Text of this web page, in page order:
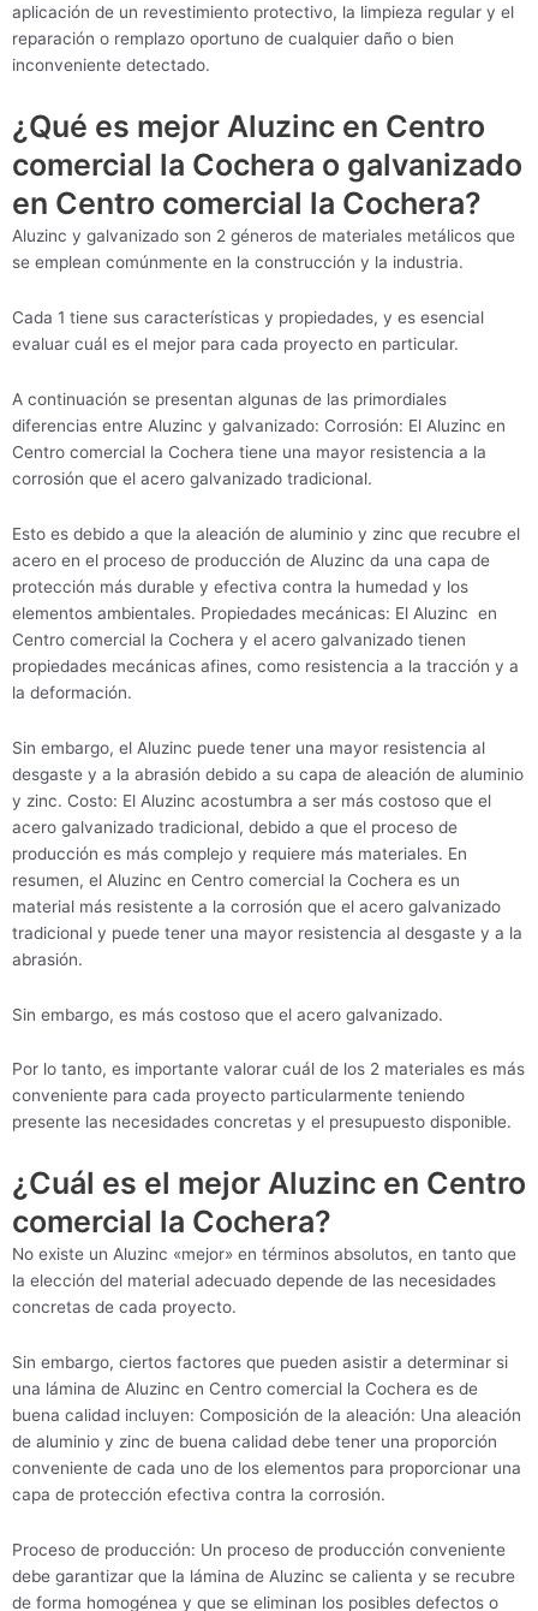
aplicación de un revestimiento protectivo, la limpieza regular y el
reparación o remplazo oportuno de cualquier daño o bien
inconveniente detectado.
¿Qué es mejor Aluzinc en Centro
comercial la Cochera o galvanizado
en Centro comercial la Cochera?
Aluzinc y galvanizado son 2 géneros de materiales metálicos que
se emplean comúnmente en la construcción y la industria.
Cada 1 tiene sus características y propiedades, y es esencial
evaluar cuál es el mejor para cada proyecto en particular.
A continuación se presentan algunas de las primordiales
diferencias entre Aluzinc y galvanizado: Corrosión: El Aluzinc en
Centro comercial la Cochera tiene una mayor resistencia a la
corrosión que el acero galvanizado tradicional.
Esto es debido a que la aleación de aluminio y zinc que recubre el
acero en el proceso de producción de Aluzinc da una capa de
protección más durable y efectiva contra la humedad y los
elementos ambientales. Propiedades mecánicas: El Aluzinc en
Centro comercial la Cochera y el acero galvanizado tienen
propiedades mecánicas afines, como resistencia a la tracción y a
la deformación.
Sin embargo, el Aluzinc puede tener una mayor resistencia al
desgaste y a la abrasión debido a su capa de aleación de aluminio
y zinc. Costo: El Aluzinc acostumbra a ser más costoso que el
acero galvanizado tradicional, debido a que el proceso de
producción es más complejo y requiere más materiales. En
resumen, el Aluzinc en Centro comercial la Cochera es un
material más resistente a la corrosión que el acero galvanizado
tradicional y puede tener una mayor resistencia al desgaste y a la
abrasión.
Sin embargo, es más costoso que el acero galvanizado.
Por lo tanto, es importante valorar cuál de los 2 materiales es más
conveniente para cada proyecto particularmente teniendo
presente las necesidades concretas y el presupuesto disponible.
¿Cuál es el mejor Aluzinc en Centro
comercial la Cochera?
No existe un Aluzinc «mejor» en términos absolutos, en tanto que
la elección del material adecuado depende de las necesidades
concretas de cada proyecto.
Sin embargo, ciertos factores que pueden asistir a determinar si
una lámina de Aluzinc en Centro comercial la Cochera es de
buena calidad incluyen: Composición de la aleación: Una aleación
de aluminio y zinc de buena calidad debe tener una proporción
conveniente de cada uno de los elementos para proporcionar una
capa de protección efectiva contra la corrosión.
Proceso de producción: Un proceso de producción conveniente
debe garantizar que la lámina de Aluzinc se calienta y se recubre
de forma homogénea y que se eliminan los posibles defectos o